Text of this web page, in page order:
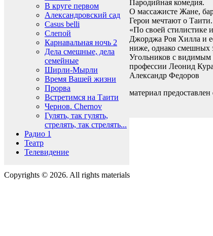
В круге первом
Александровский сад
Casus belli
Слепой
Карнавальная ночь 2
Дела смешные, дела
семейные
Ширли-Мырли
Время Вашей жизни
Прорва
Встретимся на Таити
Чернов. Chernov
Гулять, так гулять,
стрелять, так стрелять...
Радио 1
Театр
Телевидение
Пародийная комедия.
О массажисте Жане,
Герои мечтают о
«По своей стилистике
Джорджа Роя Хилла и
ниже, однако смешных
Угольников с видимым
профессии Леонид
Александр Федоров
материал
Copyrights © 2026. All rights materials